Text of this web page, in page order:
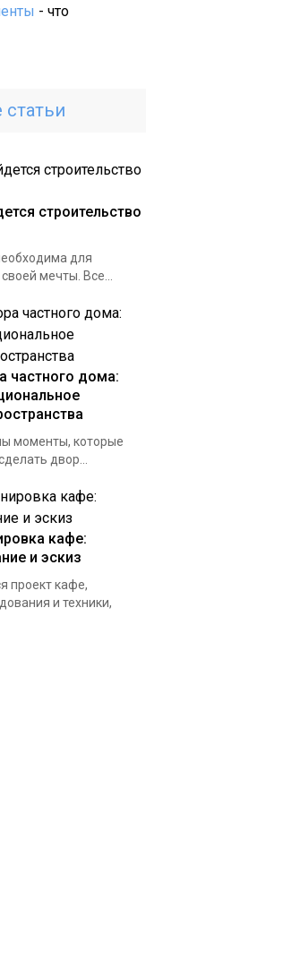
- что
строительство
для
мечты. Все...
частного дома:
моменты, которые
двор...
кафе:
и эскиз
проект кафе,
и техники,